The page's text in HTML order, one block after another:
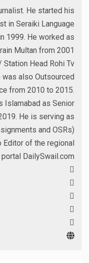
He started his
in Seraiki Language
1999. He worked as
Multan from 2001
Head Rohi Tv
also Outsourced
from 2010 to 2015.
Islamabad as Senior
He is serving as
and OSRs)
Editor of the regional
DailySwail.com